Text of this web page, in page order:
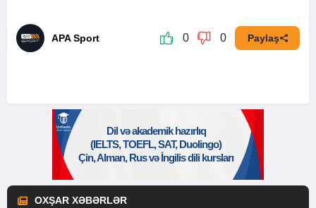
APA Sport 0 0 Paylaş
OXŞAR XƏBƏRLƏR